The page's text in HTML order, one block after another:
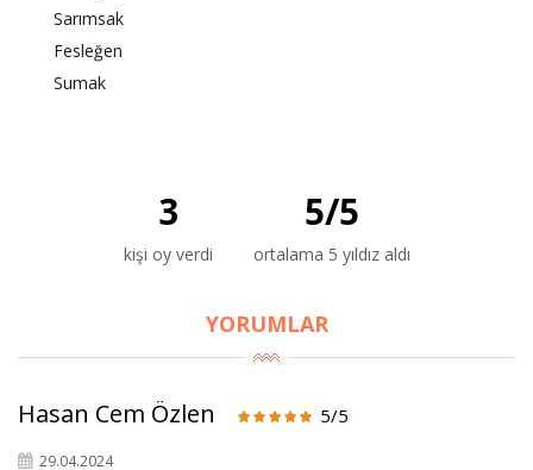
Sarımsak
Fesleğen
Sumak
3
kişi oy verdi
5/5
ortalama 5 yıldız aldı
YORUMLAR
Hasan Cem Özlen 5/5
29.04.2024